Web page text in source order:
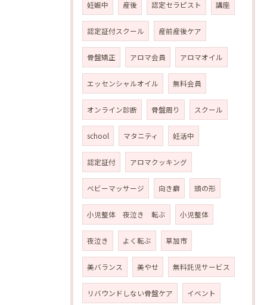
妊娠中 産後 認定セラピスト 講座
認定証付スクール 産前産後ケア
骨盤矯正 アロマ会員 アロマオイル
エッセンシャルオイル 無料会員
オンライン診断 骨盤周り スクール
school マタニティ 妊活中
認定証付 アロマクッキング
ベビーマッサージ 向き癖 頭の形
小児整体 夜泣き 転ぶ 小児整体
夜泣き よく転ぶ 草加市
美バランス 美やせ 無料託児サービス
リバウンドしない骨盤ケア イベント